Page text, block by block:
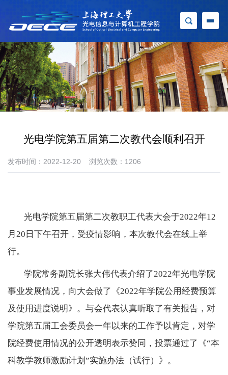
光电学院第五届第二次教代会顺利召开
发布时间：2022-12-20 浏览次数： 1206
光电学院第五届第二次教职工代表大会于2022年12
月 20 日下午召开，受疫情影响，本次教代会在线上举
行。
学院常务副院长张大伟代表介绍了2022年光电学院
事业发展情况，向大会做了《2022年学院公用经费预算
及使用进度说明》。与会代表认真听取了有关报告，对
学院第五届工会委员会一年以来的工作予以肯定，对学
院经费使用情况的公开透明表示赞同，投票通过了《“本
科教学教师激励计划”实施办法（试行）》。